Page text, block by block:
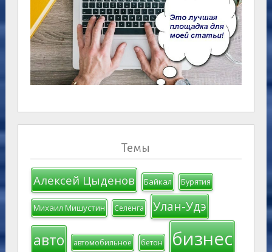
Темы
Алексей Цыденов Байкал Бурятия
Михаил Мишустин Селенга Улан-Удэ
авто автомобильное бетон бизнес